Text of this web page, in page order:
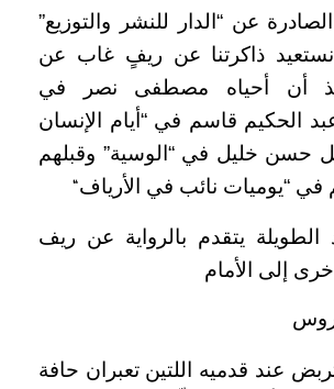
عن “الدار للنشر والتوزيع”
2008، نستعيد ذاكرتنا عن ريفٍ غاب عن
منذ أن أحياه مصطفى نصر في
الحكيم قاسم في “أيام الإنسان
حسن خليل في “الوسية” وقبلهم
في “يوميات نائب في الأرياف“
يتقدم بالرواية عن ريف
إلى الأمام
عند قدميه اللتين تعبران حافة